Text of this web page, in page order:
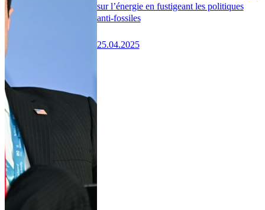
sur l’énergie en fustigeant les politiques
anti-fossiles
25.04.2025